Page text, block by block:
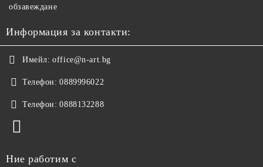
обзавеждане
Информация за контакти:
Имейл: office@n-art.bg
Телефон: 0889996022
Телефон: 0888132288
Ние работим с